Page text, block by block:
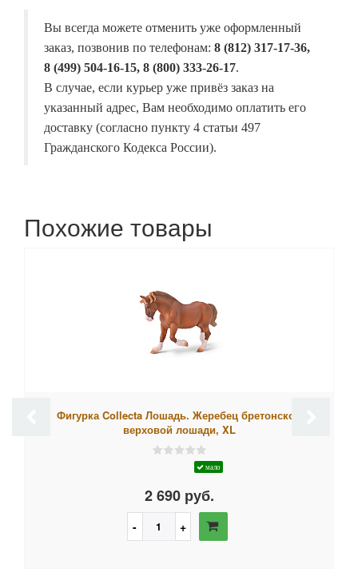
Вы всегда можете отменить уже оформленный
заказ, позвонив по телефонам: 8 (812) 317-17-36,
8 (499) 504-16-15, 8 (800) 333-26-17.
В случае, если курьер уже привёз заказ на
указанный адрес, Вам необходимо оплатить его
доставку (согласно пункту 4 статьи 497
Гражданского Кодекса России).
Похожие товары
Фигурка Collecta Лошадь. Жеребец бретонской
верховой лошади, XL
мало
2 690 руб.